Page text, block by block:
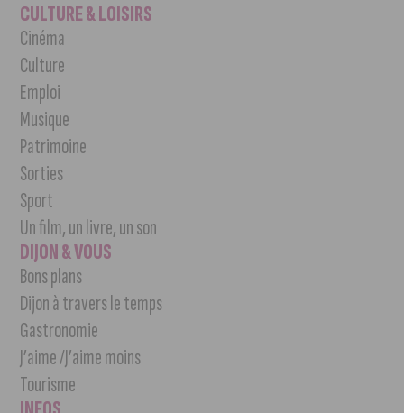
CULTURE & LOISIRS
Cinéma
Culture
Emploi
Musique
Patrimoine
Sorties
Sport
Un film, un livre, un son
DIJON & VOUS
Bons plans
Dijon à travers le temps
Gastronomie
J’aime /J’aime moins
Tourisme